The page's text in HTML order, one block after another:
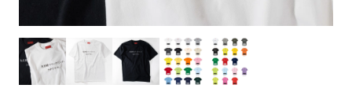
詳細はお問い合わせください。
リピート
お客様が納得するまで何度でもデザインの修
正をしますので、初めての方でもお気軽にご
相談ください。
よく見かける一般的なのぼり旗のサイズです。
ほとんどのポールや注水台に使用できます。
よく見かける一般的なのぼり旗のサイズです。
ほとんどのポールや注水台に使用できます。
上チチ 上下チチ 左右チチ
三辺補強
［ +48円 ］
チチのついてない長辺・
トロピカル（納期+1営業日）
［ +299円 ］
ワンランク厚手のトロピカル（生地の厚みが
カットラインを入れます。
デザインや絵柄をスリット加工時にカットす
る場合があります。